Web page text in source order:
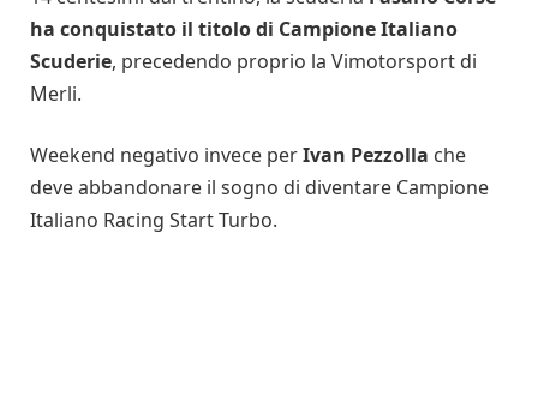
ha conquistato il titolo di Campione Italiano
Scuderie, precedendo proprio la Vimotorsport di
Merli.
Weekend negativo invece perIvan Pezzolla che
deve abbandonare il sogno di diventare Campione
Italiano Racing Start Turbo.